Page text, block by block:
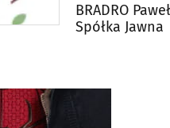
BRADRO
Spółka Jawna